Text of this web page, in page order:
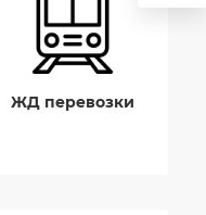
ЖД перевозки